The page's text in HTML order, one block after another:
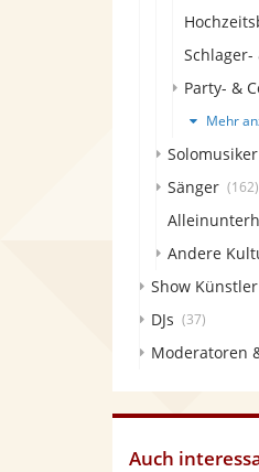
Schlager-
Party- &
Mehr
Solomusiker
Sänger (162)
Andere
Show
DJs (37)
Moderatoren
Auch